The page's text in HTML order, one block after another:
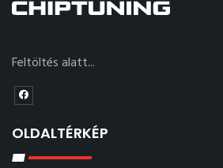
Feltöltés alatt...
OLDALTÉRKÉP